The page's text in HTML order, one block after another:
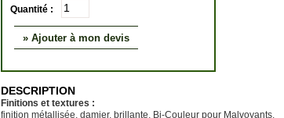
Quantité :
» Ajouter à mon devis
DESCRIPTION
Finitions et textures :
finition métallisée, damier, brillante, Bi-Couleur pour Malvoyants.